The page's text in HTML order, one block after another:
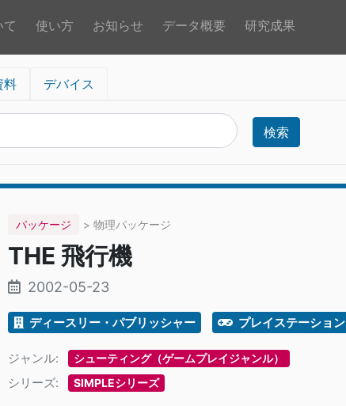
て 使い方 お知らせ データ概要 研究成果
料 デバイス
検索
パッケージ > 物理パッケージ
THE 飛行機
2002-05-23
ディースリー・パブリッシャー プレイステーション
ジャンル: シューティング（ゲームプレイジャンル）
シリーズ: SIMPLEシリーズ